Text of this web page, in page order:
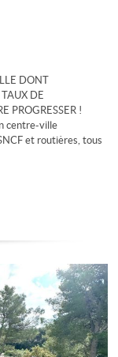
DONT
DE
PROGRESSER !
centre-ville
et routières, tous